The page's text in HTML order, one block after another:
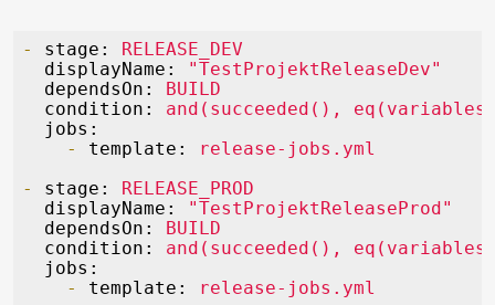
- stage:
RELEASE_DEV
displayName:
"TestProjektReleaseDev"
dependsOn:
BUILD
condition:
and(succeeded(),
jobs:
-
template:
release-jobs.yml
-
stage:
RELEASE_PROD
displayName:
"TestProjektReleaseProd"
dependsOn:
BUILD
condition:
and(succeeded(),
jobs:
-
template: release-jobs.yml